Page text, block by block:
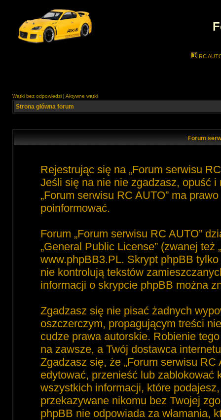
RC
Wątki bez odpowiedzi | Aktywne wątki
Strona główna forum
Forum
Rejestrując się na „Forum serwisu
Jeśli się na nie nie zgadzasz, opuść i
„Forum serwisu RC AUTO” ma
poinformować.
Forum „Forum serwisu RC AUTO”
„General Public License” (zwanej też
www.phpBB3.PL. Skrypt phpBB
nie kontrolują tekstów
informacji o skrypcie phpBB można
Zgadzasz się nie pisać żadnych
oszczerczym, propagującym treści
cudze prawa autorskie. Robienie
na zawsze, a Twój dostawca
Zgadzasz się, że „Forum serwisu
edytować, przenieść lub zablokować
wszystkich informacji, które
przekazywane nikomu bez Twojej
phpBB nie odpowiada za włamania,